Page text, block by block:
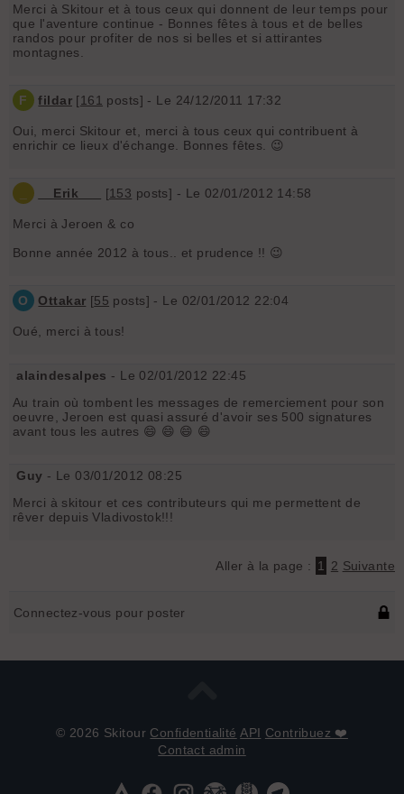
Merci à Skitour et à tous ceux qui donnent de leur temps pour
que l'aventure continue - Bonnes fêtes à tous et de belles
randos pour profiter de nos si belles et si attirantes
montagnes.
F fildar[161 posts] - Le 24/12/2011 17:32
Oui, merci Skitour et, merci à tous ceux qui contribuent à
enrichir ce lieux d'échange. Bonnes fêtes. 😉
__Erik___ [153 posts] - Le 02/01/2012 14:58
Merci à Jeroen & co
Bonne année 2012 à tous.. et prudence !! 😉
O Ottakar [55 posts] - Le 02/01/2012 22:04
Oué, merci à tous!
alaindesalpes - Le 02/01/2012 22:45
Au train où tombent les messages de remerciement pour son
oeuvre, Jeroen est quasi assuré d'avoir ses 500 signatures
avant tous les autres 😄 😄 😄 😄
Guy - Le 03/01/2012 08:25
Merci à skitour et ces contributeurs qui me permettent de
rêver depuis Vladivostok!!!
Aller à la page : 1 2 Suivante
Connectez-vous pour poster
© 2026 Skitour Confidentialité API Contribuez ❤️
Contact admin